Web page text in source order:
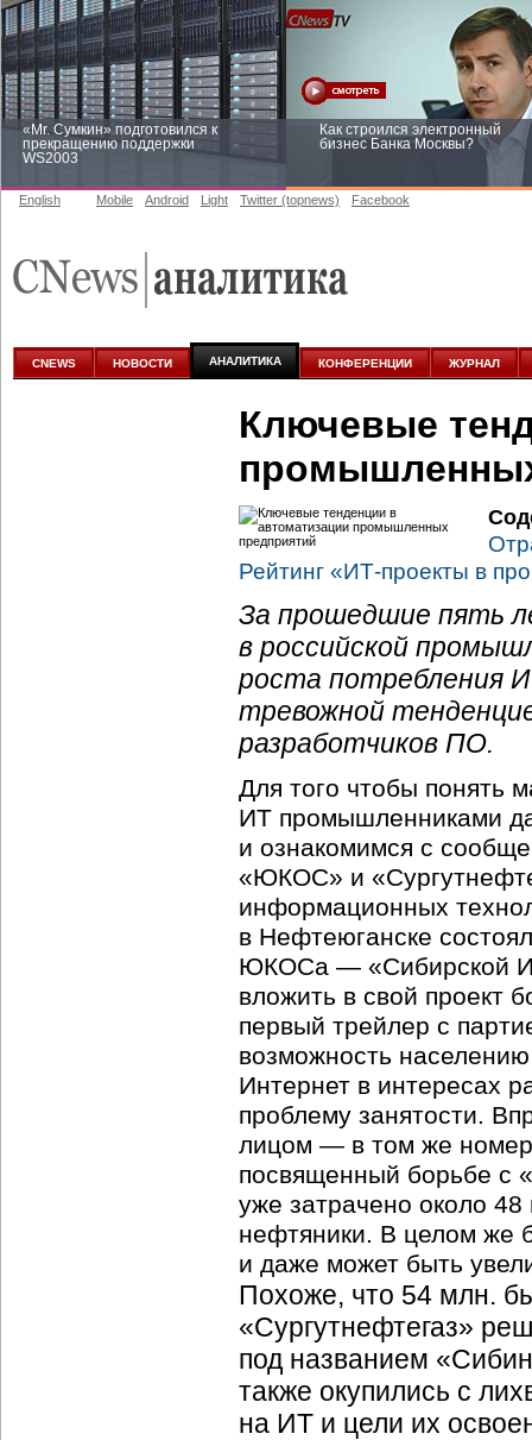
«Mr. Сумкин» подготовился к
прекращению поддержки
WS2003
Как строился электронный
бизнес Банка Москвы?
аналитике
English Mobile Android Light Twitter (topnews) Facebook
CNEWS НОВОСТИ АНАЛИТИКА КОНФЕРЕНЦИИ ЖУРНАЛ
Ключевые
Рейтинг «ИТ-проекты в
За прошедшие пять
в российской
роста потребления
тревожной
разработчиков ПО.
Для того чтобы понять
ИТ промышленниками
и ознакомимся с
«ЮКОС» и
информационных
в Нефтеюганске
ЮКОСа — «Сибирской
вложить в свой проект
первый трейлер с
возможность
Интернет в интересах
проблему занятости.
лицом — в том же
посвященный борьбе с
уже затрачено около
нефтяники. В целом же
и даже может быть
Похоже, что 54 млн.
«Сургутнефтегаз»
под названием
также окупились с
на ИТ и цели их